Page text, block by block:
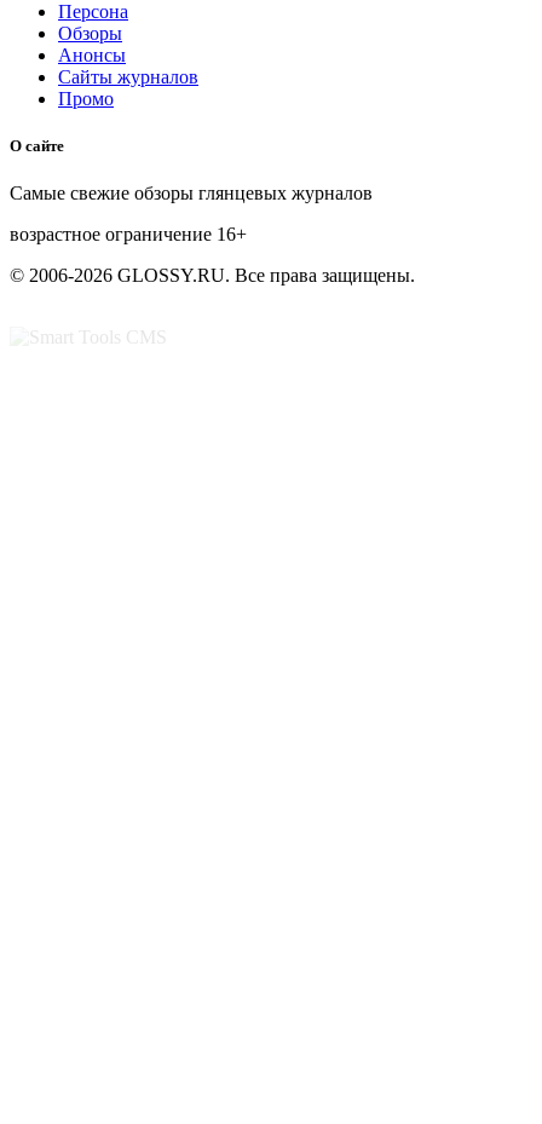
Персона
Обзоры
Анонсы
Сайты журналов
Промо
О сайте
Самые свежие обзоры глянцевых журналов
возрастное ограничение 16+
© 2006-2026 GLOSSY.RU. Все права защищены.